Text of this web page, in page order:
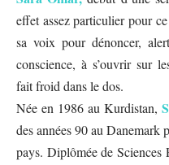
effet assez particulier pour
sa voix pour dénoncer,
conscience, à s’ouvrir sur
fait froid dans le dos.
Née en 1986 au Kurdistan,
des années 90 au Danemark
pays. Diplômée de Sciences